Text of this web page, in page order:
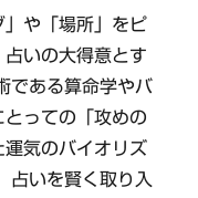
や「場所」をピ
いの大得意とす
である算命学やバ
っての「攻めの
運気のバイオリズ
占いを賢く取り入